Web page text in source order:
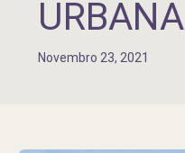
URBANA
Novembro 23, 2021